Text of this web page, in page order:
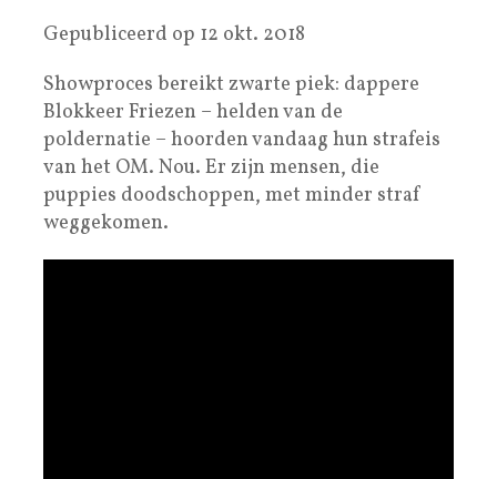
Gepubliceerd op 12 okt. 2018
Showproces bereikt zwarte piek: dappere
Blokkeer Friezen – helden van de
poldernatie – hoorden vandaag hun strafeis
van het OM. Nou. Er zijn mensen, die
puppies doodschoppen, met minder straf
weggekomen.